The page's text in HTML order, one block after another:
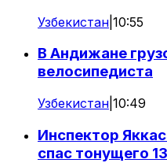
Узбекистан 10:55
В Андижане
велосипедиста
Узбекистан 10:49
Инспектор
спас тонущего